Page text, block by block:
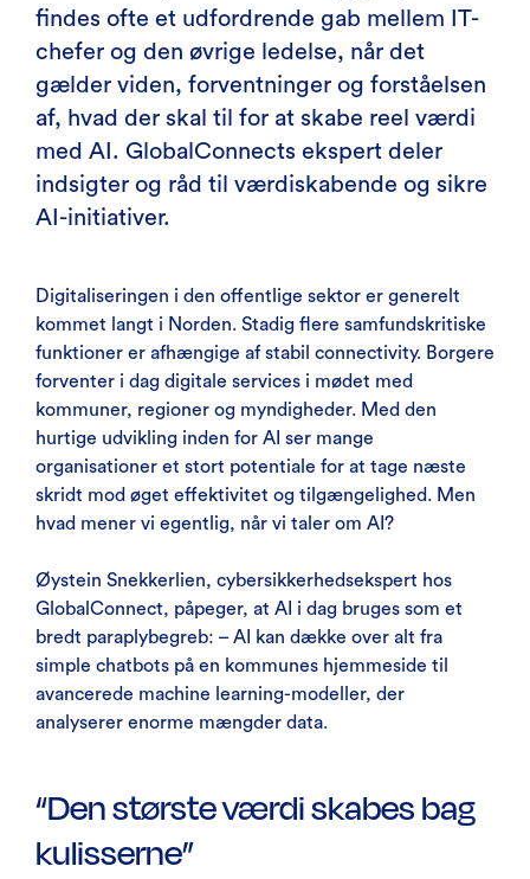
findes ofte et udfordrende gab mellem IT-
chefer og den øvrige ledelse, når det
gælder viden, forventninger og forståelsen
af, hvad der skal til for at skabe reel værdi
med AI. GlobalConnects ekspert deler
indsigter og råd til værdiskabende og sikre
AI-initiativer.
Digitaliseringen i den offentlige sektor er generelt
kommet langt i Norden. Stadig flere samfundskritiske
funktioner er afhængige af stabil connectivity. Borgere
forventer i dag digitale services i mødet med
kommuner, regioner og myndigheder. Med den
hurtige udvikling inden for AI ser mange
organisationer et stort potentiale for at tage næste
skridt mod øget effektivitet og tilgængelighed. Men
hvad mener vi egentlig, når vi taler om AI?
Øystein Snekkerlien, cybersikkerhedsekspert hos
GlobalConnect, påpeger, at AI i dag bruges som et
bredt paraplybegreb: – AI kan dække over alt fra
simple chatbots på en kommunes hjemmeside til
avancerede machine learning-modeller, der
analyserer enorme mængder data.
“Den største værdi skabes bag
kulisserne”